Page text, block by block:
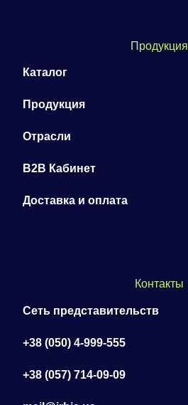
Продукция
Каталог
Продукция
Отрасли
B2B Кабинет
Доставка и оплата
Контакты
Сеть представительств
+38 (050) 4-999-555
+38 (057) 714-09-09